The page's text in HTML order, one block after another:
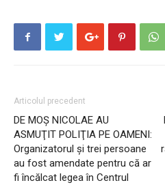
Articolul precedent
DE MOŞ NICOLAE AU
ASMUŢIT POLIŢIA PE OAMENI:
Organizatorul şi trei persoane
au fost amendate pentru că ar
fi încălcat legea în Centrul